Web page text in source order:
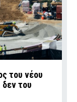
του νέου
δεν του